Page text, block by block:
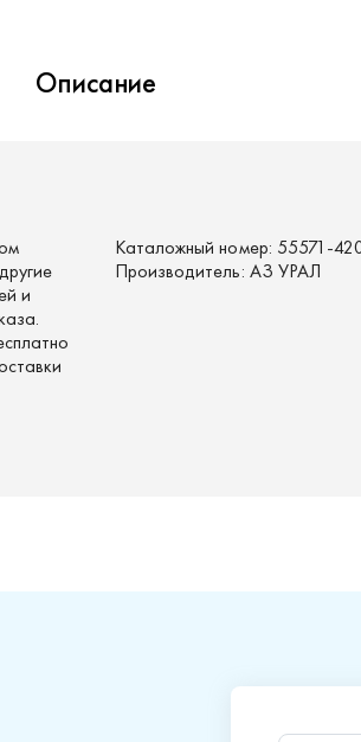
Описание
и
Каталожный номер: 55571-
Производитель: АЗ УРАЛ